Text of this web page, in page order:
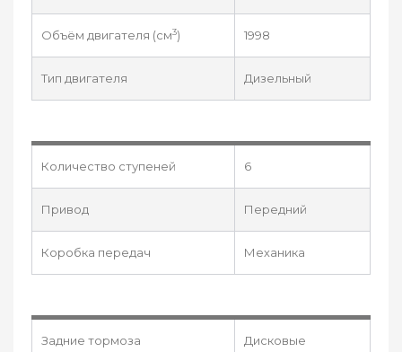
Объём двигателя (см3) 1998
Тип двигателя Дизельный
Количество ступеней 6
Привод Передний
Коробка передач Механика
Задние тормоза Дисковые